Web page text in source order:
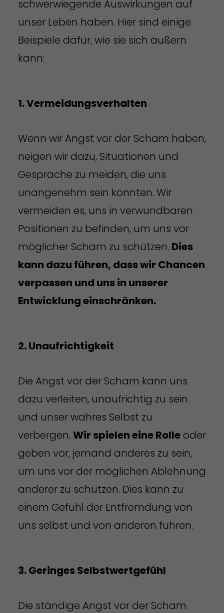
schwerwiegende Auswirkungen auf
unser Leben haben. Hier sind einige
Beispiele dafür, wie sie sich äußern
kann:
1. Vermeidungsverhalten
Wenn wir Angst vor der Scham haben,
neigen wir dazu, Situationen und
Gespräche zu meiden, die uns
unangenehm sein könnten. Wir
vermeiden es, uns in verwundbaren
Positionen zu befinden, um uns vor
möglicher Scham zu schützen. Dies
kann dazu führen, dass wir Chancen
verpassen und uns in unserer
Entwicklung einschränken.
2. Unaufrichtigkeit
Die Angst vor der Scham kann uns
dazu verleiten, unaufrichtig zu sein
und unser wahres Selbst zu
verbergen. Wir spielen eine Rolleoder
geben vor, jemand anderes zu sein,
um uns vor der möglichen Ablehnung
anderer zu schützen. Dies kann zu
einem Gefühl der Entfremdung von
uns selbst und von anderen führen.
3. Geringes Selbstwertgefühl
Die ständige Angst vor der Scham